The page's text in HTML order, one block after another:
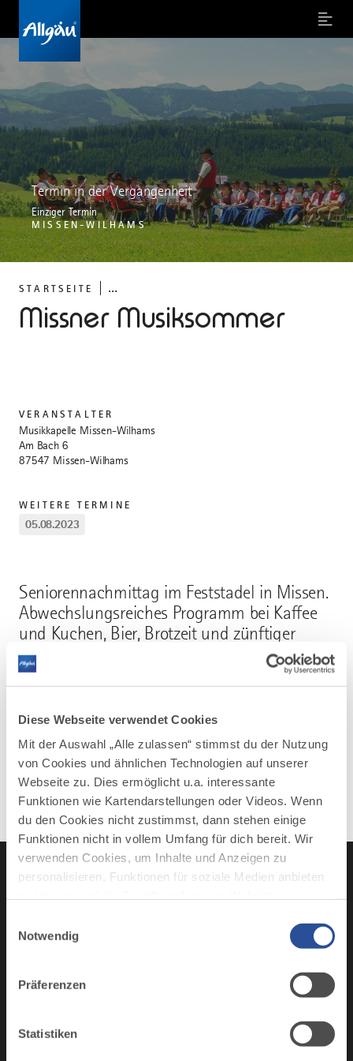
Diese Webseite verwendet Cookies
Mit der Auswahl „Alle zulassen“ stimmst du der Nutzung
von Cookies und ähnlichen Technologien auf unserer
Webseite zu. Dies ermöglicht u.a. interessante
Funktionen wie Kartendarstellungen oder Videos. Wenn
du den Cookies nicht zustimmst, dann stehen einige
Funktionen nicht in vollem Umfang für dich bereit. Wir
verwenden Cookies, um Inhalte und Anzeigen zu
personalisieren, Funktionen für soziale Medien anbieten
deiner Verwendung unserer Website an unsere Partner
möglicherweise mit weiteren Daten zusammen, die du
Nutzung der Dienste gesammelt haben.
Notwendig
Präferenzen
Statistiken
Menu
STARTSEITE ...
Missner Musiksommer
Termin in der Vergangenheit
Einziger Termin
MISSEN-WILHAMS
Seniorennachmittag im Feststadel in Missen.
Abwechslungsreiches Programm bei Kaffee
und Kuchen, Bier, Brotzeit und zünftiger
Musik.
Feststadel Missen, Am Freibad 5e, 87547 Missen-
VERANSTALTER
Musikkapelle Missen-Wilhams
Am Bach 6
87547 Missen-Wilhams
WEITERE TERMINE
05.08.2023
Deutsche Alpenstraße
Deutsche
Alpenstraße